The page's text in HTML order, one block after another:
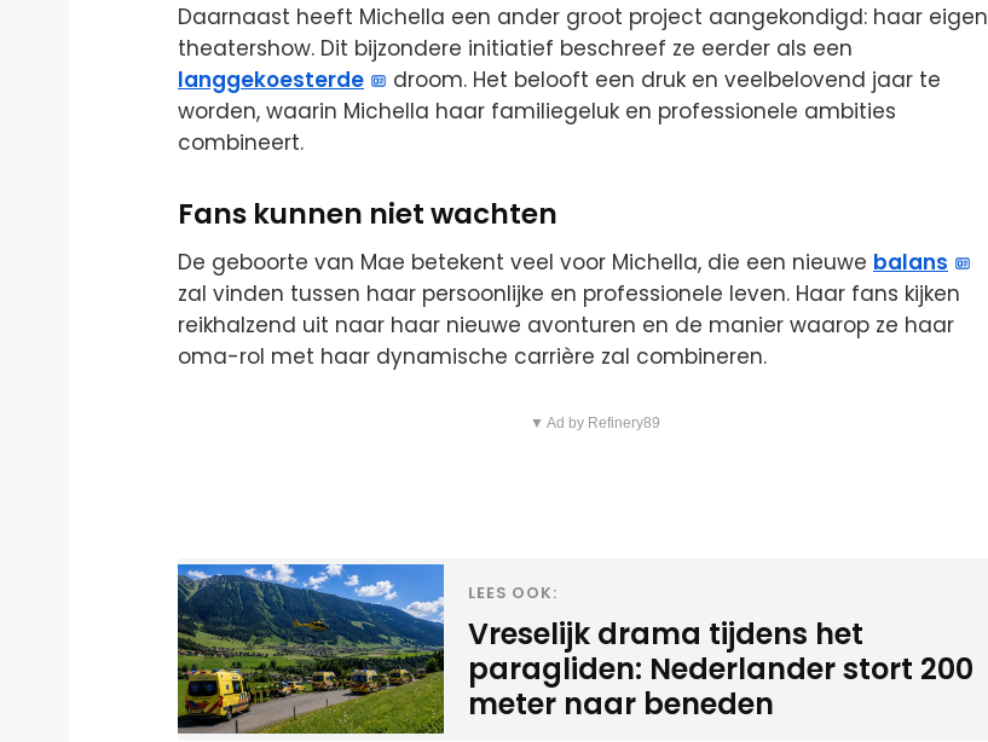
Daarnaast heeft Michella een ander groot project aangekondigd: haar eigen
theatershow. Dit bijzondere initiatief beschreef ze eerder als een
langgekoesterde
droom. Het belooft een druk en veelbelovend jaar te
worden, waarin Michella haar familiegeluk en professionele ambities
combineert.
Fans kunnen niet wachten
De geboorte van Mae betekent veel voor Michella, die een nieuwe balans
zal vinden tussen haar persoonlijke en professionele leven. Haar fans kijken
reikhalzend uit naar haar nieuwe avonturen en de manier waarop ze haar
oma-rol met haar dynamische carrière zal combineren.
▼ Ad by Refinery89
LEES OOK:
Vreselijk drama tijdens het
paragliden: Nederlander stort 200
meter naar beneden